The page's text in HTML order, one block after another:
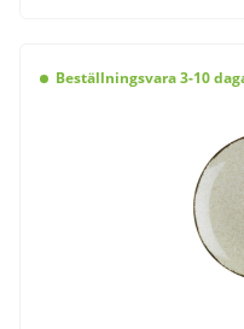
Beställningsvara 3-10